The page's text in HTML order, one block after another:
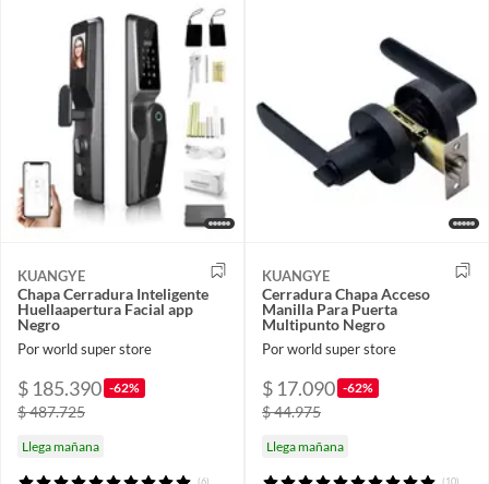
KUANGYE
Chapa Cerradura Inteligente
Huellaapertura Facial app
Negro
Por world super store
$ 185.390 -62%
$ 487.725
Llega mañana
(6)
KUANGYE
Cerradura Chapa Acceso
Manilla Para Puerta
Multipunto Negro
Por world super store
$ 17.090 -62%
$ 44.975
Llega mañana
(10)